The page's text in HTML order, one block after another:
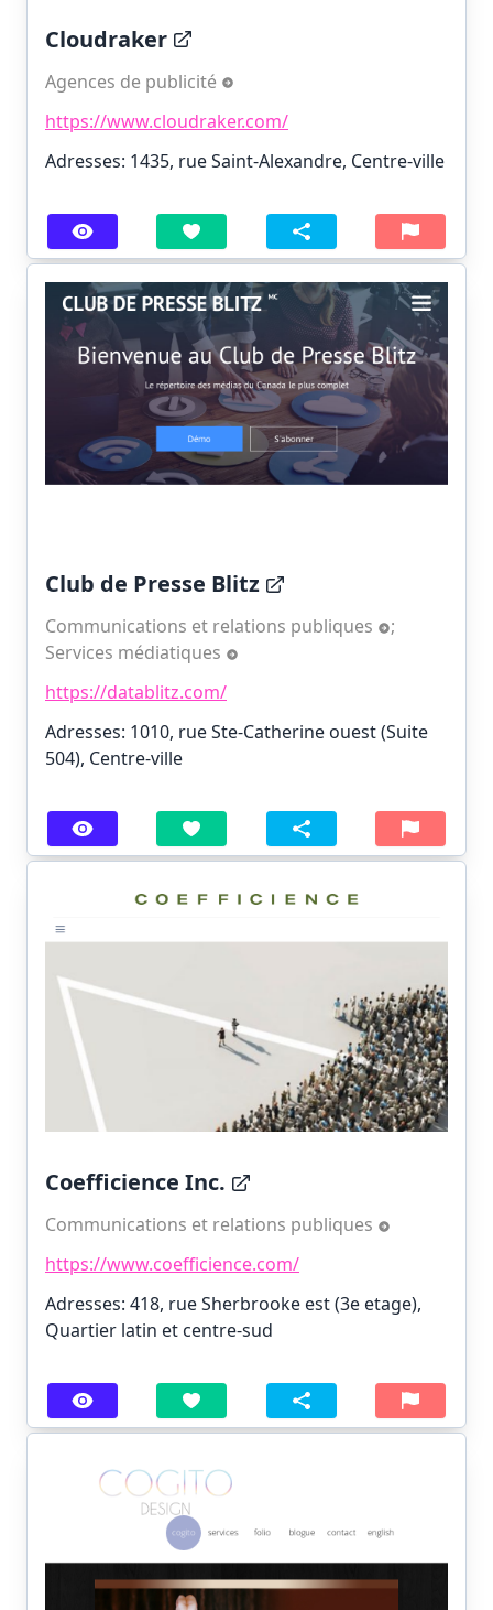
Cloudraker
Agences de publicité
https://www.cloudraker.com/
Adresses: 1435, rue Saint-Alexandre, Centre-ville
Club de Presse Blitz
Communications et relations publiques
;
Services médiatiques
https://datablitz.com/
Adresses: 1010, rue Ste-Catherine ouest (Suite
504), Centre-ville
Coefficience Inc.
Communications et relations publiques
https://www.coefficience.com/
Adresses: 418, rue Sherbrooke est (3e etage),
Quartier latin et centre-sud